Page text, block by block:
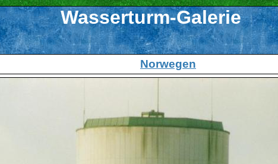
Wasserturm-Galerie
Norwegen